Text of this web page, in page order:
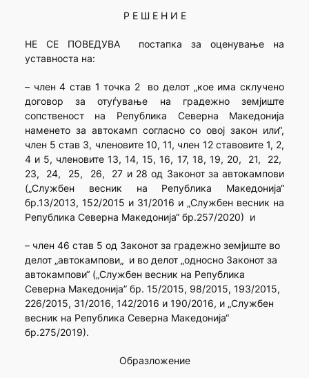
Р Е Ш Е Н И Е
НЕ СЕ ПОВЕДУВА постапка за оценување на
уставноста на:
– член 4 став 1 точка 2 во делот „кое има склучено
договор за отуѓување на градежно земјиште
сопственост на Република Северна Македонија
наменето за автокамп согласно со овој закон или“,
член 5 став 3, членовите 10, 11, член 12 ставовите 1, 2,
4 и 5, членовите 13, 14, 15, 16, 17, 18, 19, 20, 21, 22,
23, 24, 25, 26, 27 и 28 од Законот за автокампови
(„Службен весник на Република Македонија“
бр.13/2013, 152/2015 и 31/2016 и „Службен весник на
Република Северна Македонија“ бр.257/2020) и
– член 46 став 5 од Законот за градежно земјиште во
делот „автокампови„ и во делот „односно Законот за
автокампови“ („Службен весник на Република
Северна Македонија” бр. 15/2015, 98/2015, 193/2015,
226/2015, 31/2016, 142/2016 и 190/2016, и „Службен
весник на Република Северна Македонија“
бр.275/2019).
Образложение